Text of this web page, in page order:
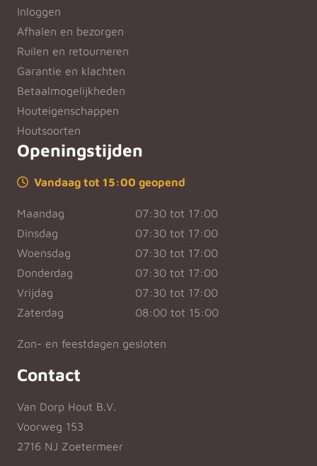
Inloggen
Afhalen en bezorgen
Ruilen en retourneren
Garantie en klachten
Betaalmogelijkheden
Houteigenschappen
Houtsoorten
Openingstijden
Vandaag tot 15:00 geopend
Maandag
07:30 tot 17:00
Dinsdag
07:30 tot 17:00
Woensdag
07:30 tot 17:00
Donderdag
07:30 tot 17:00
Vrijdag
07:30 tot 17:00
Zaterdag
08:00 tot 15:00
Zon- en feestdagen gesloten
Contact
Van Dorp Hout B.V.
Voorweg 153
2716 NJ Zoetermeer